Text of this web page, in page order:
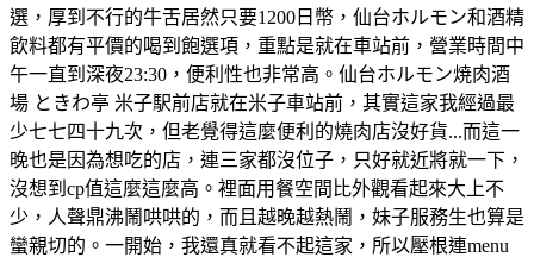
選，厚到不行的牛舌居然只要1200日幣，仙台ホルモン和酒精
飲料都有平價的喝到飽選項，重點是就在車站前，營業時間中
午一直到深夜23:30，便利性也非常高。仙台ホルモン焼肉酒
場 ときわ亭 米子駅前店就在米子車站前，其實這家我經過最
少七七四十九次，但老覺得這麼便利的燒肉店沒好貨...而這一
晚也是因為想吃的店，連三家都沒位子，只好就近將就一下，
沒想到cp值這麼這麼高。裡面用餐空間比外觀看起來大上不
少，人聲鼎沸鬧哄哄的，而且越晚越熱鬧，妹子服務生也算是
蠻親切的。一開始，我還真就看不起這家，所以壓根連menu